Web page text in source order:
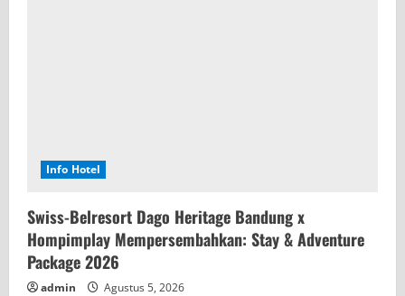
Info Hotel
Swiss-Belresort Dago Heritage Bandung x
Hompimplay Mempersembahkan: Stay & Adventure
Package 2026
admin Agustus 5, 2026